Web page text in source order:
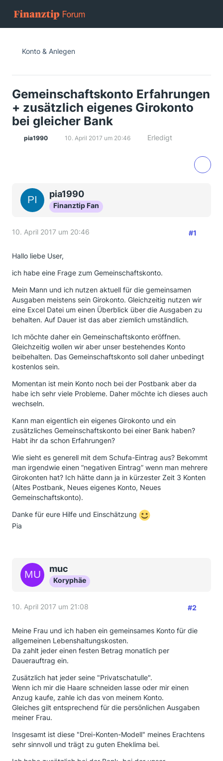
Konto & Anlegen
Gemeinschaftskonto Erfahrungen
+ zusätzlich eigenes Girokonto
bei gleicher Bank
pia1990 10. April 2017 um 20:46 Erledigt
pia1990
Finanztip Fan
10. April 2017 um 20:46 #1
Hallo liebe User,
ich habe eine Frage zum Gemeinschaftskonto.
Mein Mann und ich nutzen aktuell für die gemeinsamen
Ausgaben meistens sein Girokonto. Gleichzeitig nutzen wir
eine Excel Datei um einen Überblick über die Ausgaben zu
behalten. Auf Dauer ist das aber ziemlich umständlich.
Ich möchte daher ein Gemeinschaftskonto eröffnen.
Gleichzeitig wollen wir aber unser bestehendes Konto
beibehalten. Das Gemeinschaftskonto soll daher unbedingt
kostenlos sein.
Momentan ist mein Konto noch bei der Postbank aber da
habe ich sehr viele Probleme. Daher möchte ich dieses auch
wechseln.
Kann man eigentlich ein eigenes Girokonto und ein
zusätzliches Gemeinschaftskonto bei einer Bank haben?
Habt ihr da schon Erfahrungen?
Wie sieht es generell mit dem Schufa-Eintrag aus? Bekommt
man irgendwie einen “negativen Eintrag” wenn man mehrere
Girokonten hat? Ich hätte dann ja in kürzester Zeit 3 Konten
(Altes Postbank, Neues eigenes Konto, Neues
Gemeinschaftskonto).
Danke für eure Hilfe und Einschätzung
Pia
muc
Koryphäe
10. April 2017 um 21:08 #2
Meine Frau und ich haben ein gemeinsames Konto für die
allgemeinen Lebenshaltungskosten.
Da zahlt jeder einen festen Betrag monatlich per
Dauerauftrag ein.
Zusätzlich hat jeder seine "Privatschatulle".
Wenn ich mir die Haare schneiden lasse oder mir einen
Anzug kaufe, zahle ich das von meinem Konto.
Gleiches gilt entsprechend für die persönlichen Ausgaben
meiner Frau.
Insgesamt ist diese "Drei-Konten-Modell" meines Erachtens
sehr sinnvoll und trägt zu guten Eheklima bei.